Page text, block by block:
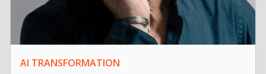
AI TRANSFORMATION